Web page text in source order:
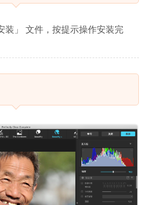
装」 文件，按提示操作安装完